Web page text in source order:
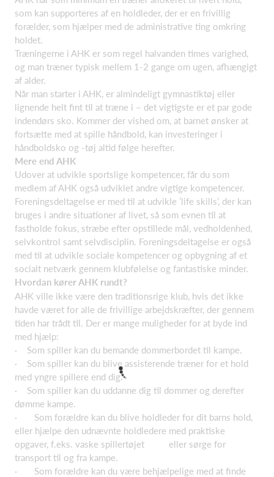
som kan supporteres af en holdleder, der er en frivillig
forælder, som hjælper med de administrative ting omkring
holdet.
Træningerne i AHK er som regel halvanden times varighed,
og man træner typisk mellem 1-2 gange om ugen, afhængigt
af alder.
Når man starter i AHK, er almindeligt gymnastiktøj eller
lignende helt fint til at træne i – det vigtigste er et par gode
indendørs sko. Kommer der vished om, at barnet ønsker at
fortsætte med at spille håndbold, kan investeringer i
håndboldsko og -tøj altid følge herefter.
Mere end AHK
Udover at udvikle sportslige kompetencer, får du som
medlem af AHK også udviklet andre vigtige kompetencer.
Foreningsdeltagelse er med til at udvikle ’life skills’, der kan
bruges i andre situationer af livet, så som evnen til at
fastholde fokus, stræbe efter opstillede mål, vedholdenhed,
selvkontrol samt selvdisciplin. Foreningsdeltagelse er også
med til at udvikle sociale kompetencer og opbygning af et
socialt netværk gennem klubfølelse og fantastiske minder.
Hvordan kører AHK rundt?
AHK ville ikke være den traditionsrige klub, hvis det ikke
havde været for alle de frivillige arbejdskræfter, der gennem
tiden har trådt til. Der er mange muligheder for at byde ind
med hjælp:
· Som spiller kan du bemande dommerbordet til kampe.
· Som spiller kan du blive assisterende træner for et hold
med yngre spillere end dig.
· Som spiller kan du uddanne dig til dommer og derefter
dømme kampe.
· Som forældre kan du blive holdleder for dit barns hold,
eller hjælpe den udnævnte holdledere med praktiske
opgaver, f.eks. vaske spillertøjet eller sørge for
transport til og fra kampe.
· Som forældre kan du være behjælpelige med at finde